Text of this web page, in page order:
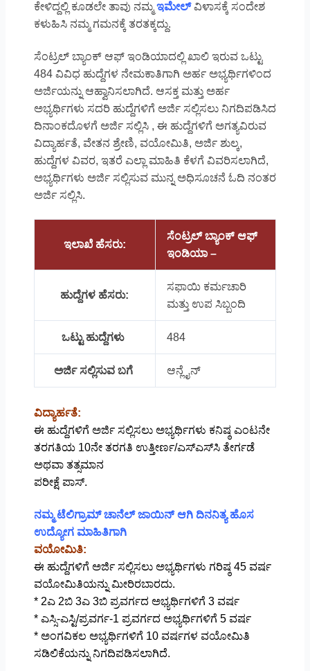
ಕೇಳಿದ್ದಲ್ಲಿ ಕೂಡಲೇ ತಾವು ನಮ್ಮಇಮೇಲ್ವಿಳಾಸಕ್ಕೆ ಸಂದೇಶ
ಕಳುಹಿಸಿ ನಮ್ಮ ಗಮನಕ್ಕೆ ತರತಕ್ಕದ್ದು.
ಸೆಂಟ್ರಲ್ ಬ್ಯಾಂಕ್ ಆಫ್ ಇಂಡಿಯಾದಲ್ಲಿ ಖಾಲಿ ಇರುವ ಒಟ್ಟು
484 ವಿವಿಧ ಹುದ್ದೆಗಳ ನೇಮಕಾತಿಗಾಗಿ ಅರ್ಹ ಅಭ್ಯರ್ಥಿಗಳಿಂದ
ಅರ್ಜಿಯನ್ನು ಆಹ್ವಾನಿಸಲಾಗಿದೆ. ಆಸಕ್ತ ಮತ್ತು ಅರ್ಹ
ಅಭ್ಯರ್ಥಿಗಳು ಸದರಿ ಹುದ್ದೆಗಳಿಗೆ ಅರ್ಜಿ ಸಲ್ಲಿಸಲು ನಿಗದಿಪಡಿಸಿದ
ದಿನಾಂಕದೊಳಗೆ ಅರ್ಜಿ ಸಲ್ಲಿಸಿ , ಈ ಹುದ್ದೆಗಳಿಗೆ ಅಗತ್ಯವಿರುವ
ವಿದ್ಯಾರ್ಹತೆ, ವೇತನ ಶ್ರೇಣಿ, ವಯೋಮಿತಿ, ಅರ್ಜಿ ಶುಲ್ಕ,
ಹುದ್ದೆಗಳ ವಿವರ, ಇತರೆ ಎಲ್ಲಾ ಮಾಹಿತಿ ಕೆಳಗೆ ವಿವರಿಸಲಾಗಿದೆ,
ಅಭ್ಯರ್ಥಿಗಳು ಅರ್ಜಿ ಸಲ್ಲಿಸುವ ಮುನ್ನ ಅಧಿಸೂಚನೆ ಓದಿ ನಂತರ
ಅರ್ಜಿ ಸಲ್ಲಿಸಿ.
ಇಲಾಖೆ ಹೆಸರು:
ಸೆಂಟ್ರಲ್ ಬ್ಯಾಂಕ್ ಆಫ್
ಇಂಡಿಯಾ –
ಹುದ್ದೆಗಳ ಹೆಸರು:
ಸಫಾಯಿ ಕರ್ಮಚಾರಿ
ಮತ್ತು ಉಪ ಸಿಬ್ಬಂದಿ
ಒಟ್ಟು ಹುದ್ದೆಗಳು 484
ಅರ್ಜಿ ಸಲ್ಲಿಸುವ ಬಗೆ ಆನ್ಲೈನ್
ವಿದ್ಯಾರ್ಹತೆ:
ಈ ಹುದ್ದೆಗಳಿಗೆ ಅರ್ಜಿ ಸಲ್ಲಿಸಲು ಅಭ್ಯರ್ಥಿಗಳು ಕನಿಷ್ಠ ಎಂಟನೇ
ತರಗತಿಯ 10ನೇ ತರಗತಿ ಉತ್ತೀರ್ಣ/ಎಸ್‌ಎಸ್‌ಸಿ ತೇರ್ಗಡೆ
ಅಥವಾ ತತ್ಸಮಾನ
ಪರೀಕ್ಷೆ ಪಾಸ್.
ನಮ್ಮ ಟೆಲಿಗ್ರಾಮ್ ಚಾನೆಲ್ ಜಾಯಿನ್ ಆಗಿ ದಿನನಿತ್ಯ ಹೊಸ
ಉದ್ಯೋಗ ಮಾಹಿತಿಗಾಗಿ
ವಯೋಮಿತಿ:
ಈ ಹುದ್ದೆಗಳಿಗೆ ಅರ್ಜಿ ಸಲ್ಲಿಸಲು ಅಭ್ಯರ್ಥಿಗಳು ಗರಿಷ್ಠ 45 ವರ್ಷ
ವಯೋಮಿತಿಯನ್ನು ಮೀರಿರಬಾರದು.
* 2ಎ 2ಬಿ 3ಎ 3ಬಿ ಪ್ರವರ್ಗದ ಅಭ್ಯರ್ಥಿಗಳಿಗೆ 3 ವರ್ಷ
* ಎಸ್ಸಿ-ಎಸ್ಟಿ/ಪ್ರವರ್ಗ-1 ಪ್ರವರ್ಗದ ಅಭ್ಯರ್ಥಿಗಳಿಗೆ 5 ವರ್ಷ
* ಅಂಗವಿಕಲ ಅಭ್ಯರ್ಥಿಗಳಿಗೆ 10 ವರ್ಷಗಳ ವಯೋಮಿತಿ
ಸಡಿಲಿಕೆಯನ್ನು ನಿಗದಿಪಡಿಸಲಾಗಿದೆ.